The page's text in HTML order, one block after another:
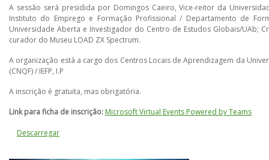
A sessão será presidida por Domingos Caeiro, Vice-reitor da
Instituto do Emprego e Formação Profissional / Departamento de
Universidade Aberta e Investigador do Centro de Estudos Globais/UAb;
curador do Museu LOAD ZX Spectrum.
A organização está a cargo dos Centros Locais de Aprendizagem da
(CNQF) / IEFP, I.P
A inscrição é gratuita, mas obrigatória.
Link para ficha de inscrição: Microsoft Virtual Events Powered by Teams
Descarregar